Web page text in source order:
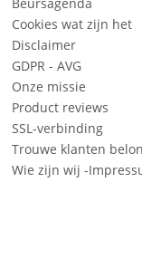
Cookies wat zijn het
Disclaimer
GDPR - AVG
Onze missie
Product reviews
SSL-verbinding
Trouwe klanten
Wie zijn wij -